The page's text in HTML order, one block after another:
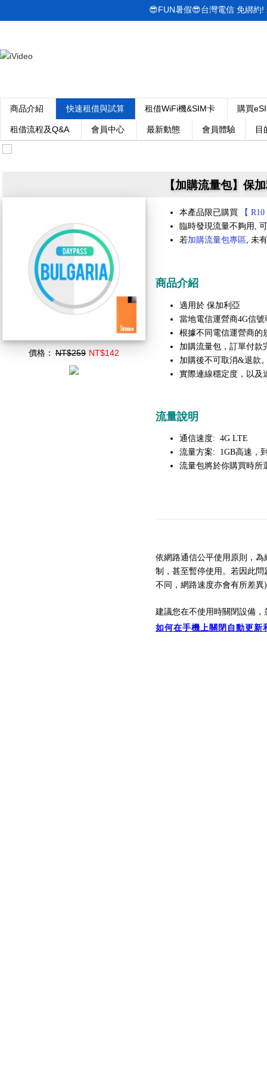
商品介紹 快速租借與試算 租借WiFi機&SIM卡 購買
租借流程及Q&A 會員中心 最新動態 會員體驗 目
😎FUN暑假😎台灣電信 免綁約
【加購流量包】保
價格： NT$259 NT$142
本產品限已購買
【
臨時發現流量不夠用,
若加購流量包專區, 未
商品介紹
適用於 保加利亞
當地電信運營商4G信
根據不同電信運營商的
加購流量包，訂單付款
加購後不可取消&退款
實際連線穩定度，以及
流量說明
通信速度: 4G LTE
流量方案: 1GB高速，
流量包將於你購買時所
依網路通信公平使用原則，
制， 甚至暫停使用。 若因此問
不同， 網路速度亦會有所差異
建議您在不使用時關閉設備，
如何在手機上關閉自動更新